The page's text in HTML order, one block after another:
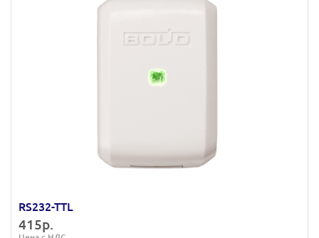
RS232-TTL
415р.